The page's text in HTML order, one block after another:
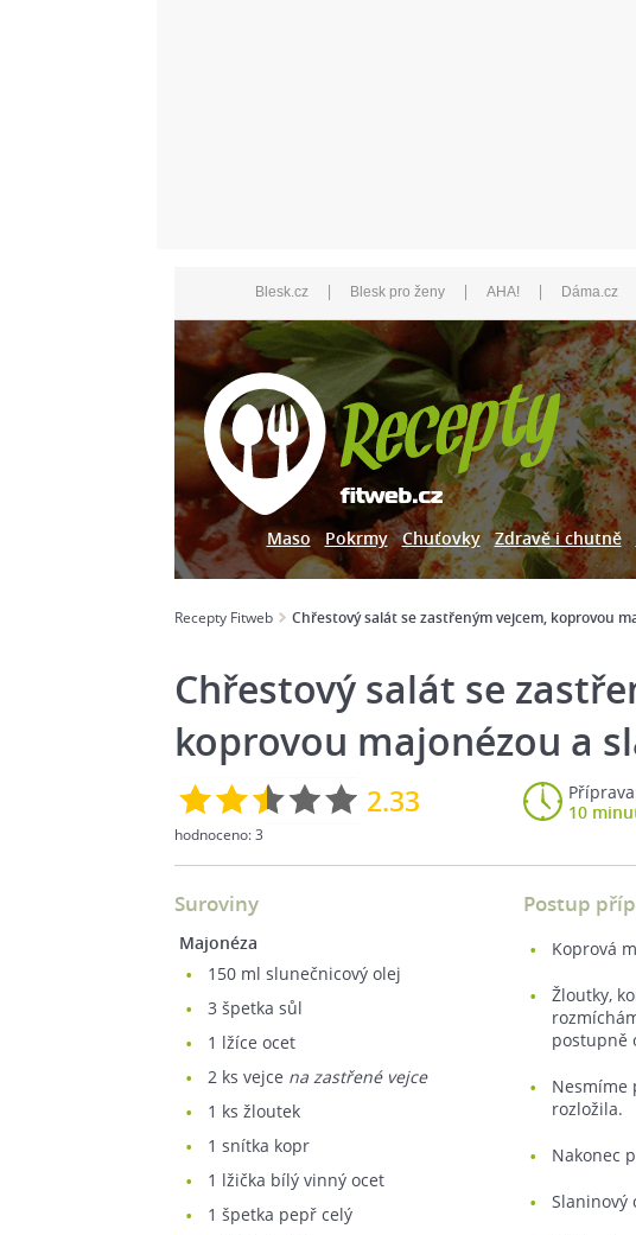
Blesk.cz | Blesk pro ženy | AHA! | Dáma.cz
Maso Pokrmy Chuťovky Zdravě i chutně
Recepty Fitweb Chřestový salát se zastřeným vejcem, koprovou
Chřestový salát se
koprovou majonézou a
2.33
hodnoceno:3
10
Suroviny
Majonéza
150 ml slunečnicový olej
3 špetka sůl
1 lžíce ocet
2 ks vejce na zastřené vejce
1 ks žloutek
1 snítka kopr
1 lžička bílý vinný ocet
1 špetka pepř celý
Postup
Koprová
Žloutky,
postupně
Nesmíme
rozložila.
Nakonec
Slaninový